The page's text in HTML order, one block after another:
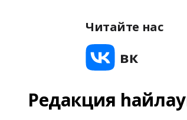
Читайте нас
Редакция